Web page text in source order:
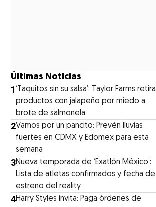
Últimas Noticias
1‘Taquitos sin su salsa’: Taylor Farms retira
productos con jalapeño por miedo a
brote de salmonela
2Vamos por un pancito: Prevén lluvias
fuertes en CDMX y Edomex para esta
semana
3Nueva temporada de ‘Exatlón México’:
Lista de atletas confirmados y fecha de
estreno del reality
4Harry Styles invita: Paga órdenes de